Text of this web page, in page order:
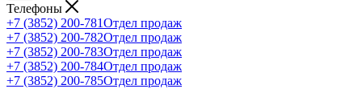
Телефоны
+7 (3852) 200-781Отдел продаж
+7 (3852) 200-782Отдел продаж
+7 (3852) 200-783Отдел продаж
+7 (3852) 200-784Отдел продаж
+7 (3852) 200-785Отдел продаж